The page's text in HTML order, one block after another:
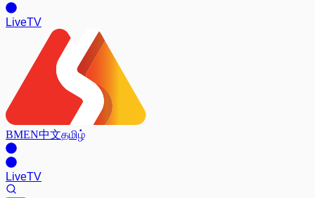
LiveTV
BMEN中文தமிழ்
LiveTV